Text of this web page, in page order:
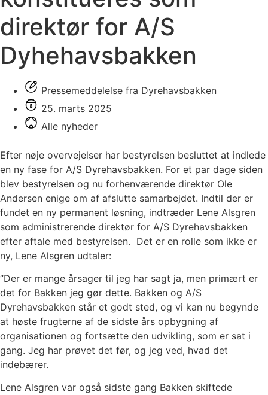
direktør for A/S
Dyhehavsbakken
Pressemeddelelse fra Dyrehavsbakken
25. marts 2025
Alle nyheder
Efter nøje overvejelser har bestyrelsen besluttet at indlede
en ny fase for A/S Dyrehavsbakken. For et par dage siden
blev bestyrelsen og nu forhenværende direktør Ole
Andersen enige om af afslutte samarbejdet. Indtil der er
fundet en ny permanent løsning, indtræder Lene Alsgren
som administrerende direktør for A/S Dyrehavsbakken
efter aftale med bestyrelsen. Det er en rolle som ikke er
ny, Lene Alsgren udtaler:
”Der er mange årsager til jeg har sagt ja, men primært er
det for Bakken jeg gør dette. Bakken og A/S
Dyrehavsbakken står et godt sted, og vi kan nu begynde
at høste frugterne af de sidste års opbygning af
organisationen og fortsætte den udvikling, som er sat i
gang. Jeg har prøvet det før, og jeg ved, hvad det
indebærer.
Lene Alsgren var også sidste gang Bakken skiftede